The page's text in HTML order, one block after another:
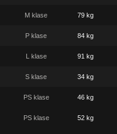
M klase 79 kg
P klase 84 kg
L klase 91 kg
S klase 34 kg
PS klase 46 kg
PS klase 52 kg